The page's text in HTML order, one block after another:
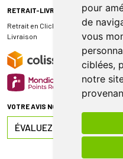
pour
de
vous
ciblées,
notre
RETRAIT-LIVRAISON
Retrait en Click & Collect
Livraison
VOTRE AVIS NOUS INTÉRESSE
ÉVALUEZ-NOUS SUR